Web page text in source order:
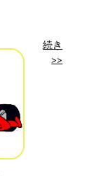
続き
>>